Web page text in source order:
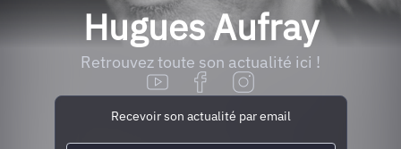
Hugues Aufray
Retrouvez toute son actualité ici !
Recevoir son actualité par email